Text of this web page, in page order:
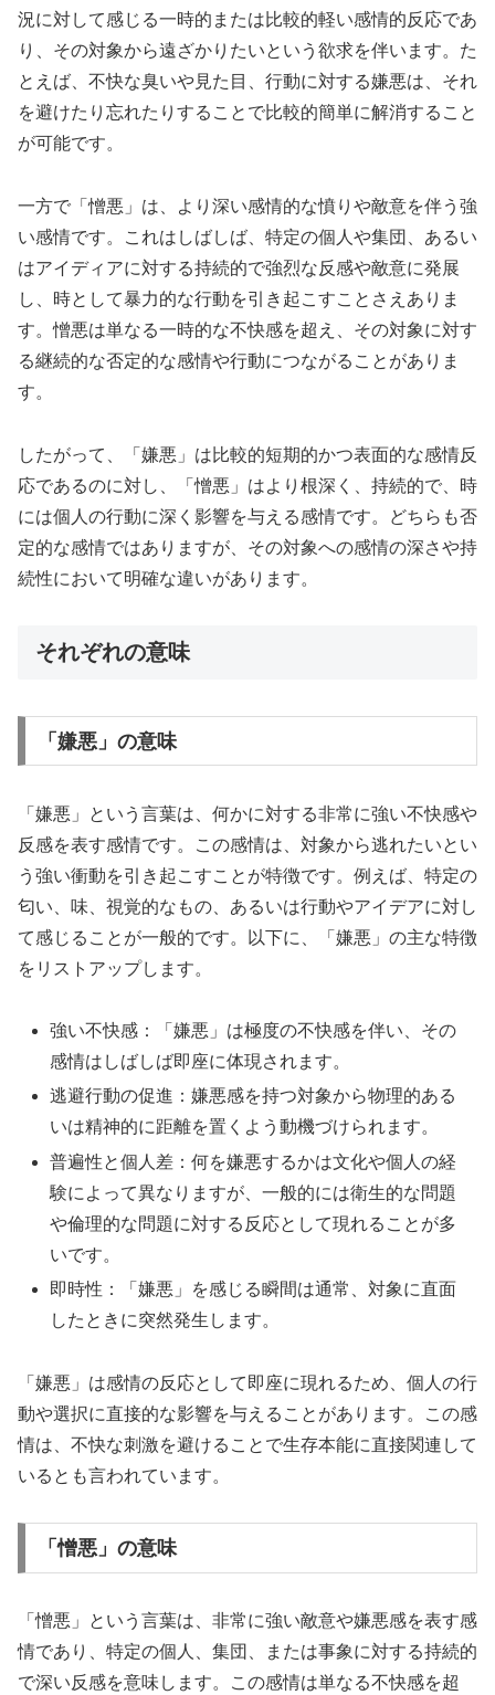
況に対して感じる一時的または比較的軽い感情的反応であ
り、その対象から遠ざかりたいという欲求を伴います。た
とえば、不快な臭いや見た目、行動に対する嫌悪は、それ
を避けたり忘れたりすることで比較的簡単に解消すること
が可能です。
一方で「憎悪」は、より深い感情的な憤りや敵意を伴う強
い感情です。これはしばしば、特定の個人や集団、あるい
はアイディアに対する持続的で強烈な反感や敵意に発展
し、時として暴力的な行動を引き起こすことさえありま
す。憎悪は単なる一時的な不快感を超え、その対象に対す
る継続的な否定的な感情や行動につながることがありま
す。
したがって、「嫌悪」は比較的短期的かつ表面的な感情反
応であるのに対し、「憎悪」はより根深く、持続的で、時
には個人の行動に深く影響を与える感情です。どちらも否
定的な感情ではありますが、その対象への感情の深さや持
続性において明確な違いがあります。
それぞれの意味
「嫌悪」の意味
「嫌悪」という言葉は、何かに対する非常に強い不快感や
反感を表す感情です。この感情は、対象から逃れたいとい
う強い衝動を引き起こすことが特徴です。例えば、特定の
匂い、味、視覚的なもの、あるいは行動やアイデアに対し
て感じることが一般的です。以下に、「嫌悪」の主な特徴
をリストアップします。
強い不快感：「嫌悪」は極度の不快感を伴い、その
感情はしばしば即座に体現されます。
逃避行動の促進：嫌悪感を持つ対象から物理的ある
いは精神的に距離を置くよう動機づけられます。
普遍性と個人差：何を嫌悪するかは文化や個人の経
験によって異なりますが、一般的には衛生的な問題
や倫理的な問題に対する反応として現れることが多
いです。
即時性：「嫌悪」を感じる瞬間は通常、対象に直面
したときに突然発生します。
「嫌悪」は感情の反応として即座に現れるため、個人の行
動や選択に直接的な影響を与えることがあります。この感
情は、不快な刺激を避けることで生存本能に直接関連して
いるとも言われています。
「憎悪」の意味
「憎悪」という言葉は、非常に強い敵意や嫌悪感を表す感
情であり、特定の個人、集団、または事象に対する持続的
で深い反感を意味します。この感情は単なる不快感を超